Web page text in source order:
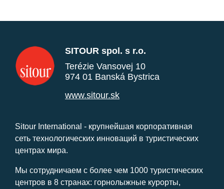
SITOUR spol. s r.o.
Terézie Vansovej 10
974 01 Banská Bystrica
www.sitour.sk
Sitour International - крупнейшая корпоративная
сеть технологических инноваций в туристических
центрах мира.
Мы сотрудничаем с более чем 1000 туристических
центров в 8 странах: горнолыжные курорты,